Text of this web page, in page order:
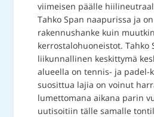
viimeisen päälle
Tahko Span naapurissa ja
rakennushanke kuin
kerrostalohuoneistot. Tahko
liikunnallinen keskittymä
alueella on tennis- ja padel-
suosittua lajia on voinut
lumettomana aikana parin
uutisoitiin tälle samalle